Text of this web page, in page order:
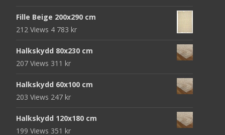
952 kr.312 kr.
Fille Beige 200x290 cm
212 Views 4 783 kr
Halkskydd 80x230 cm
207 Views 311 kr
Halkskydd 60x100 cm
203 Views 247 kr
Halkskydd 120x180 cm
199 Views 351 kr